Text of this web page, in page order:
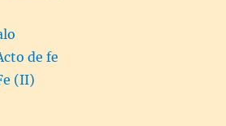
de fe
(II)